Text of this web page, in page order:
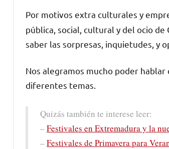
Por motivos extra culturales y
pública, social, cultural y del ocio
saber las sorpresas, inquietudes, y
Nos alegramos mucho poder
diferentes temas.
Quizás también te interese leer:
–Festivales en Extremadura y la
–Festivales de Primavera para